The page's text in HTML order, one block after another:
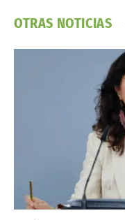
OTRAS NOTICIAS